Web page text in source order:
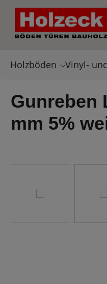
Zur Suche springen
Holzböden Vinyl-
Gunreben
mm 5%